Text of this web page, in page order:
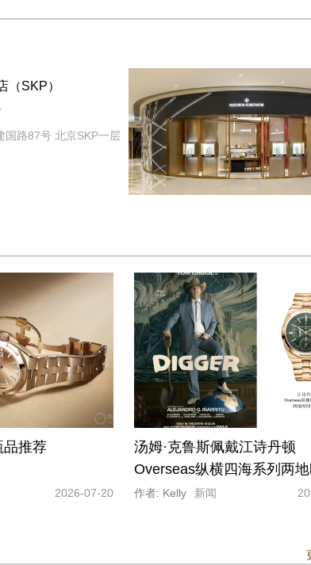
（SKP）
国路87号 北京SKP一层
品推荐
2026-07-20
汤姆·克鲁斯佩戴江诗丹顿
Overseas纵横四海系列两
表
作者: Kelly 新闻